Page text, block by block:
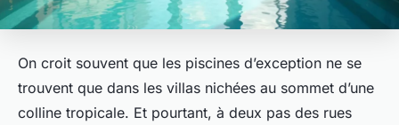
On croit souvent que les piscines d’exception ne se
trouvent que dans les villas nichées au sommet d’une
colline tropicale. Et pourtant, à deux pas des rues